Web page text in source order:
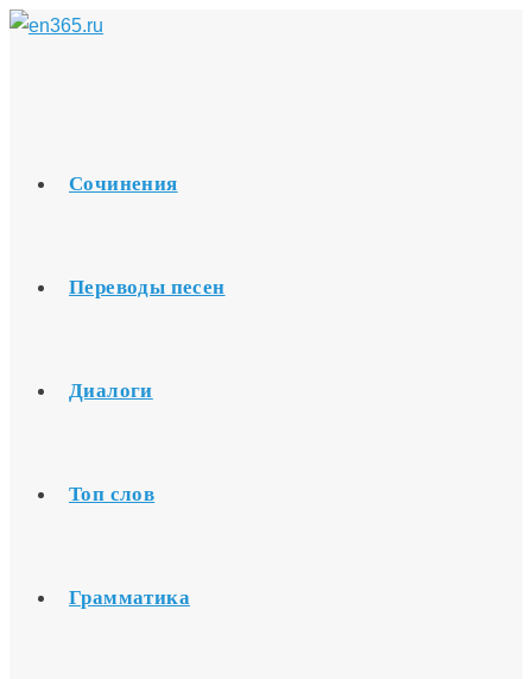
Перейти
Сочинения
Переводы песен
Диалоги
Топ слов
Грамматика